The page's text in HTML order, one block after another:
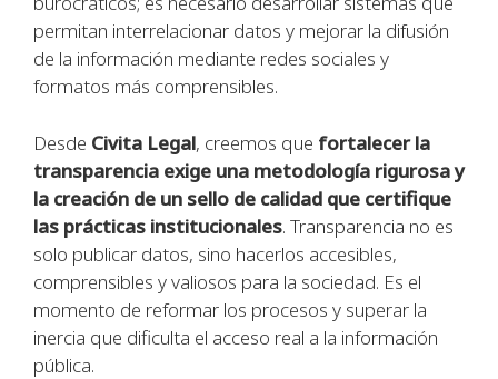
permitan interrelacionar datos y mejorar la difusión
de la información mediante redes sociales y
formatos más comprensibles.
Desde Civita Legal, creemos que fortalecer la
transparencia exige una metodología rigurosa y
la creación de un sello de calidad que certifique
las prácticas institucionales. Transparencia no es
solo publicar datos, sino hacerlos accesibles,
comprensibles y valiosos para la sociedad. Es el
momento de reformar los procesos y superar la
inercia que dificulta el acceso real a la información
pública.